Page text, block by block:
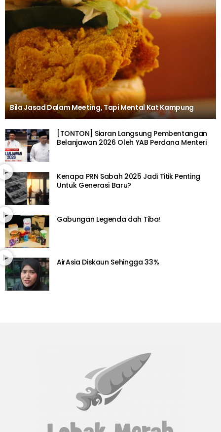
Bila Jasad Dalam Meeting, Tapi Mental Kat Kampung
[TONTON] Siaran Langsung Pembentangan
Belanjawan 2026 Oleh YAB Perdana Menteri
Kenapa PRN Sabah 2025 Jadi Titik Penting
Untuk Generasi Baru?
Gabungan Legenda dah Tiba!
AirAsia Diskaun Sehingga 33%